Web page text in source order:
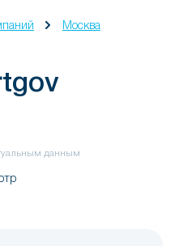
Москва
данным